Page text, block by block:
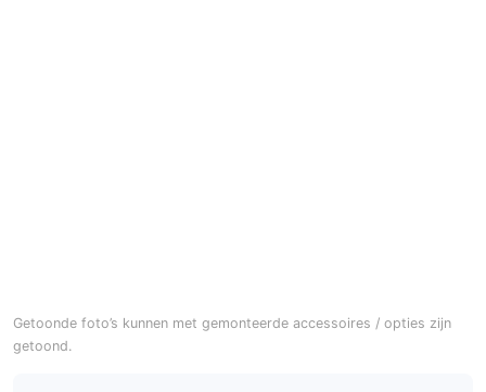
Getoonde foto’s kunnen met gemonteerde accessoires / opties zijn
getoond.